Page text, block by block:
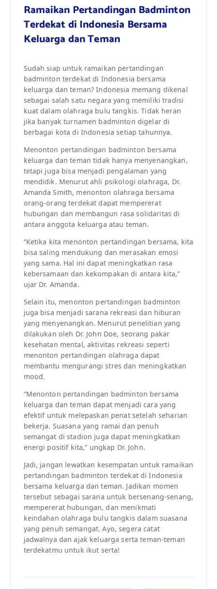
Ramaikan Pertandingan Badminton
Terdekat di Indonesia Bersama
Keluarga dan Teman
Sudah siap untuk ramaikan pertandingan
badminton terdekat di Indonesia bersama
keluarga dan teman? Indonesia memang dikenal
sebagai salah satu negara yang memiliki tradisi
kuat dalam olahraga bulu tangkis. Tidak heran
jika banyak turnamen badminton digelar di
berbagai kota di Indonesia setiap tahunnya.
Menonton pertandingan badminton bersama
keluarga dan teman tidak hanya menyenangkan,
tetapi juga bisa menjadi pengalaman yang
mendidik. Menurut ahli psikologi olahraga, Dr.
Amanda Smith, menonton olahraga bersama
orang-orang terdekat dapat mempererat
hubungan dan membangun rasa solidaritas di
antara anggota keluarga atau teman.
“Ketika kita menonton pertandingan bersama, kita
bisa saling mendukung dan merasakan emosi
yang sama. Hal ini dapat meningkatkan rasa
kebersamaan dan kekompakan di antara kita,”
ujar Dr. Amanda.
Selain itu, menonton pertandingan badminton
juga bisa menjadi sarana rekreasi dan hiburan
yang menyenangkan. Menurut penelitian yang
dilakukan oleh Dr. John Doe, seorang pakar
kesehatan mental, aktivitas rekreasi seperti
menonton pertandingan olahraga dapat
membantu mengurangi stres dan meningkatkan
mood.
“Menonton pertandingan badminton bersama
keluarga dan teman dapat menjadi cara yang
efektif untuk melepaskan penat setelah seharian
bekerja. Suasana yang ramai dan penuh
semangat di stadion juga dapat meningkatkan
energi positif kita,” ungkap Dr. John.
Jadi, jangan lewatkan kesempatan untuk ramaikan
pertandingan badminton terdekat di Indonesia
bersama keluarga dan teman. Jadikan momen
tersebut sebagai sarana untuk bersenang-senang,
mempererat hubungan, dan menikmati
keindahan olahraga bulu tangkis dalam suasana
yang penuh semangat. Ayo, segera catat
jadwalnya dan ajak keluarga serta teman-teman
terdekatmu untuk ikut serta!